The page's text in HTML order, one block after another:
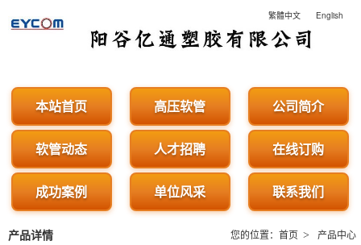
阳谷亿通塑胶有限公司 - 专
繁體中文 English
本站首页 高压软管 公司简介
软管动态 人才招聘 在线订购
成功案例 单位风采 联系我们
产品详情 您的位置： 首页 > 产品中心